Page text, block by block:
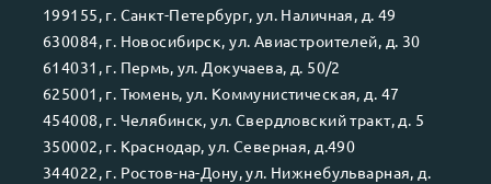
199155, г. Санкт-Петербург, ул. Наличная, д. 49
630084, г. Новосибирск, ул. Авиастроителей, д. 30
614031 , г. Пермь, ул. Докучаева, д. 50/2
625001 , г. Тюмень, ул. Коммунистическая, д. 47
454008, г. Челябинск, ул. Свердловский тракт, д. 5
350002, г. Краснодар, ул. Северная, д.490
344022, г. Ростов-на-Дону, ул. Нижнебульварная, д.